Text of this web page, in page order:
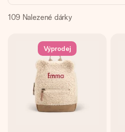
109 Nalezené dárky
Výprodej